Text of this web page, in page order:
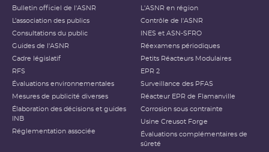
Bulletin officiel de l'ASNR
L’association des publics
Consultations du public
Guides de l'ASNR
Cadre législatif
RFS
Évaluations environnementales
Mesures de publicité diverses
Élaboration des décisions et guides
INB
Réglementation associée
L'ASNR en région
Contrôle de l'ASNR
INES et ASN-SFRO
Réexamens périodiques
Petits Réacteurs Modulaires
EPR 2
Surveillance des PFAS
Réacteur EPR de Flamanville
Corrosion sous contrainte
Usine Creusot Forge
Évaluations complémentaires de
sûreté